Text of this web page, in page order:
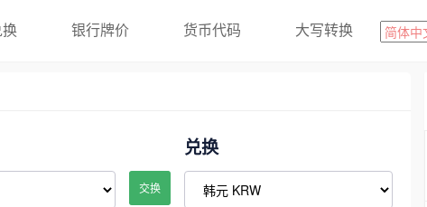
银行牌价 货币代码 大写转换
交换
兑换